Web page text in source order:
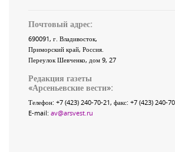
Почтовый адрес:
690091, г. Владивосток,
Приморский край, Россия.
Переулок Шевченко, дом 9, 27
Редакция газеты
«Арсеньевские вести»:
Телефон: +7 (423) 240-70-21, факс: +7 (423) 240-
E-mail: av@arsvest.ru